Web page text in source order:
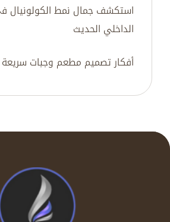
استكشف جمال نمط الكولونيال
الداخلي الحديث
أفكار تصميم مطعم وجبات سريعة